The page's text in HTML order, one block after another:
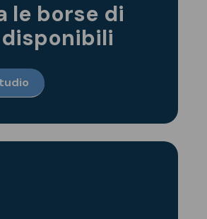
le borse di